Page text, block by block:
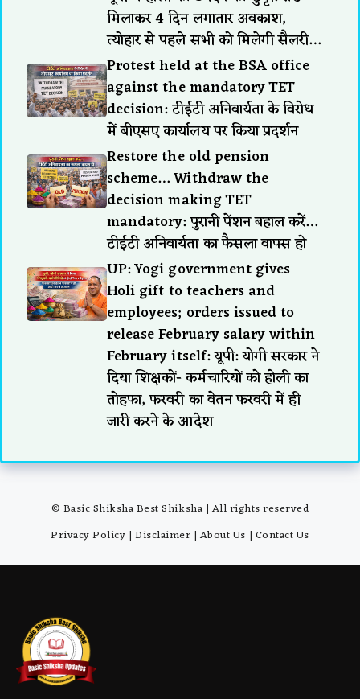
मिलाकर 4 दिन लगातार अवकाश,
त्योहार से पहले सभी को मिलेगी सैलरी…
Protest held at the BSA office
against the mandatory TET
decision: टीईटी अनिवार्यता के विरोध
में बीएसए कार्यालय पर किया प्रदर्शन
Restore the old pension
scheme… Withdraw the
decision making TET
mandatory: पुरानी पेंशन बहाल करें…
टीईटी अनिवार्यता का फैसला वापस हो
UP: Yogi government gives
Holi gift to teachers and
employees; orders issued to
release February salary within
February itself: यूपी: योगी सरकार ने
दिया शिक्षकों- कर्मचारियों को होली का
तोहफा, फरवरी का वेतन फरवरी में ही
जारी करने के आदेश
© Basic Shiksha Best Shiksha | All rights reserved
Privacy Policy |Disclaimer | About Us | Contact Us